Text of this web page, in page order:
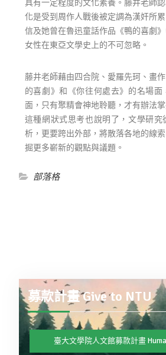
具有一定程度的文化素養。藤井老師
化是受到周作人戰後被定調為漢奸所
信及她曾在魯迅童話作品《鴨的喜劇
女性在東亞文學史上的不可忽略。
藤井老師藉由四合院、愛羅先珂、畫
的喜劇》和《你往何處去》的名場面
面，只有聚精會神地聆聽，才有辦法
這種網狀式思考也說明了，文學研究
析，更要跨出外部，將散落各地的線
掘更多嶄新的觀點與議題。
部落格
募款計畫 Give to NTU
臺大文學院人文館募款計畫